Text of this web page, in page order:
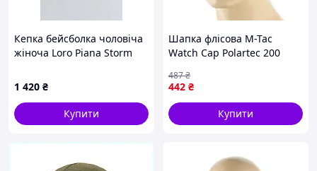
Кепка бейсболка чоловіча
жіноча Loro Piana Storm
1 420 ₴
Купити
Шапка флісова M-Tac
Watch Cap Polartec 200
Brown L |neper-4056|
442 ₴
487₴
Купити